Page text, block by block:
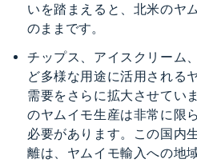
いを踏まえると、北米のヤ
のままです。
チップス、アイスクリーム
ど多様な用途に活用される
需要をさらに拡大させてい
のヤムイモ生産は非常に限
必要があります。この国内
離は、ヤムイモ輸入への地